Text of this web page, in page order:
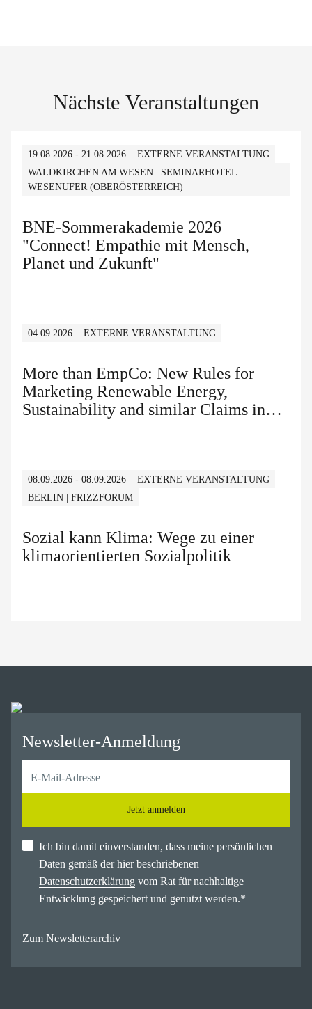
Nächste Veranstaltungen
19.08.2026 - 21.08.2026
EXTERNE VERANSTALTUNG
WALDKIRCHEN AM WESEN | SEMINARHOTEL
WESENUFER (OBERÖSTERREICH)
BNE-Sommerakademie 2026
"Connect! Empathie mit Mensch,
Planet und Zukunft"
04.09.2026 EXTERNE VERANSTALTUNG
More than EmpCo: New Rules for
Marketing Renewable Energy,
Sustainability and similar Claims in
08.09.2026 - 08.09.2026
EXTERNE VERANSTALTUNG
BERLIN | FRIZZFORUM
Sozial kann Klima: Wege zu einer
klimaorientierten Sozialpolitik
Newsletter-Anmeldung
Jetzt anmelden
Ich bin damit einverstanden, dass meine persönlichen
Daten gemäß der hier beschriebenen
Datenschutzerklärung vom Rat für nachhaltige
Entwicklung gespeichert und genutzt werden.*
Zum Newsletterarchiv